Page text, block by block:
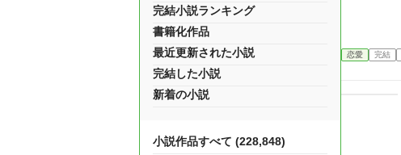
恋愛 完結
完結小説ランキング
書籍化作品
最近更新された小説
完結した小説
新着の小説
小説作品すべて (228,848)